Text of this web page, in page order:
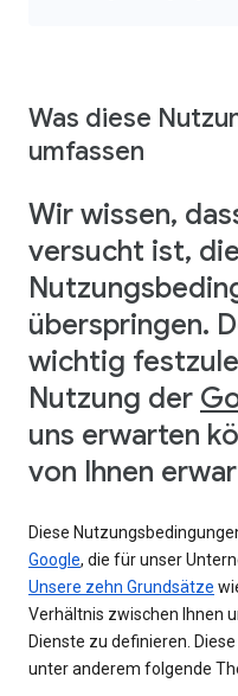
Was diese
umfassen
Wir wissen,
versucht ist,
überspringen.
wichtig
Nutzung der
uns erwarten
von Ihnen
Diese
Google, die für unser
Unsere zehn Grundsätze
Verhältnis zwischen Ihnen
Dienste zu definieren.
unter anderem folgende